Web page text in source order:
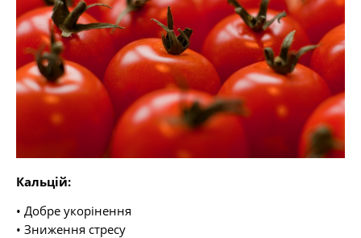
Кальцій:
• Добре укорінення
• Зниження стресу